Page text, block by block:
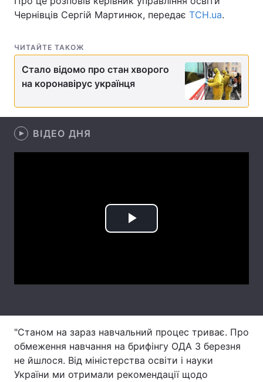
Економіка Світ
Спорт
Техно і зв'язок Лайт
Статті
Архів Вакансії
Контакти
Послуги
Чернівців Сергій Мартинюк, передає ТСН.ua.
ЧИТАЙТЕ ТАКОЖ
Стало відомо про стан хворого
на коронавірус українця
ВІДЕО ДНЯ
Play
"Станом на зараз навчальний процес триває. Про
обмеження навчання на брифінгу ОДА 3 березня
не йшлося. Від міністерства освіти і науки
України ми отримали рекомендації щодо